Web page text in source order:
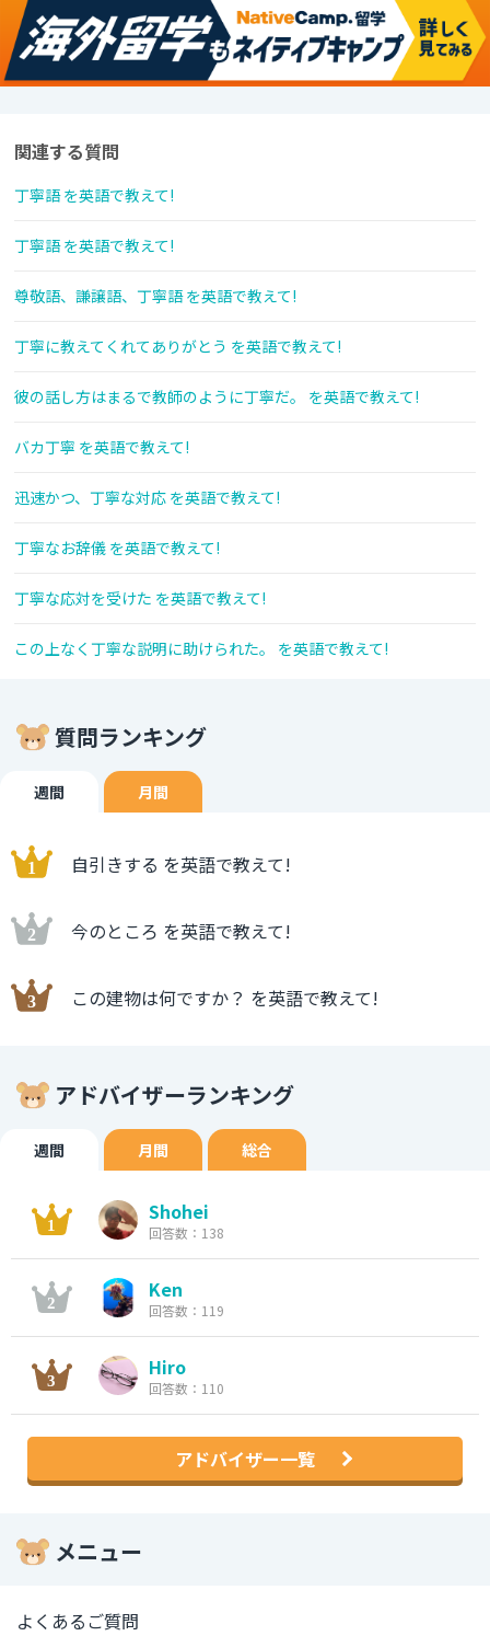
関連する質問
丁寧語 を英語で教えて!
丁寧語 を英語で教えて!
尊敬語、謙譲語、丁寧語 を英語で教えて!
丁寧に教えてくれてありがとう を英語で教えて!
彼の話し方はまるで教師のように丁寧だ。 を英語で教えて!
バカ丁寧 を英語で教えて!
迅速かつ、丁寧な対応 を英語で教えて!
丁寧なお辞儀 を英語で教えて!
丁寧な応対を受けた を英語で教えて!
この上なく丁寧な説明に助けられた。 を英語で教えて!
質問ランキング
週間 月間
自引きする を英語で教えて!
今のところ を英語で教えて!
この建物は何ですか？ を英語で教えて!
アドバイザーランキング
週間 月間 総合
Shohei
回答数：138
Ken
回答数：119
Hiro
回答数：110
アドバイザー一覧
メニュー
よくあるご質問